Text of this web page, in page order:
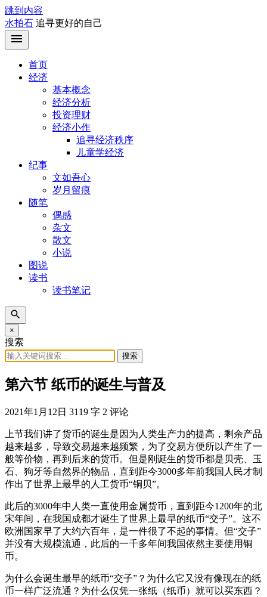
跳到内容
水拍石 追寻更好的自己
首页
经济
基本概念
经济分析
投资理财
经济小作
追寻经济秩序
儿童学经济
纪事
文如吾心
岁月留痕
随笔
偶感
杂文
散文
小说
图说
读书
读书笔记
×
搜索
搜索
第六节 纸币的诞生与普及
2021年1月12日 3119 字 2 评论
上节我们讲了货币的诞生是因为人类生产力的提高，剩余产品
越来越多，导致交易越来越频繁，为了交易方便所以产生了一
般等价物，再到后来的货币。但是刚诞生的货币都是贝壳、玉
石、狗牙等自然界的物品，直到距今3000多年前我国人民才制
作出了世界上最早的人工货币“铜贝”。
此后的3000年中人类一直使用金属货币，直到距今1200年的北
宋年间，在我国成都才诞生了世界上最早的纸币“交子”。这不
欧洲国家早了大约六百年，是一件很了不起的事情。但“交子”
并没有大规模流通，此后的一千多年间我国依然主要使用铜
币。
为什么会诞生最早的纸币“交子”？为什么它又没有像现在的纸
币一样广泛流通？为什么仅凭一张纸（纸币）就可以买东西？